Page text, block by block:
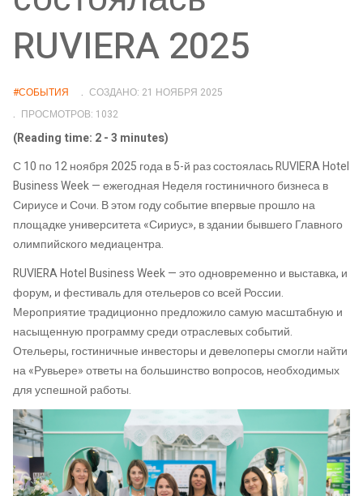
RUVIERA 2025
#СОБЫТИЯ
СОЗДАНО: 21 НОЯБРЯ 2025
ПРОСМОТРОВ: 1032
(Reading time: 2 - 3 minutes)
С 10 по 12 ноября 2025 года в 5-й раз состоялась RUVIERA Hotel
Business Week — ежегодная Неделя гостиничного бизнеса в
Сириусе и Сочи. В этом году событие впервые прошло на
площадке университета «Сириус», в здании бывшего Главного
олимпийского медиацентра.
RUVIERA Hotel Business Week — это одновременно и выставка, и
форум, и фестиваль для отельеров со всей России.
Мероприятие традиционно предложило самую масштабную и
насыщенную программу среди отраслевых событий.
Отельеры, гостиничные инвесторы и девелоперы смогли найти
на «Рувьере» ответы на большинство вопросов, необходимых
для успешной работы.